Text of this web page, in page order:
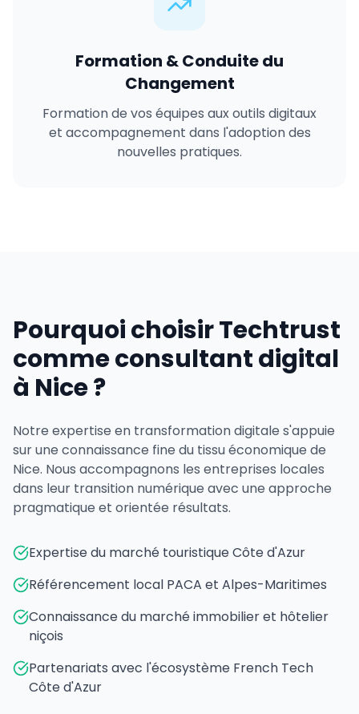
Formation & Conduite du
Changement
Formation de vos équipes aux outils digitaux
et accompagnement dans l'adoption des
nouvelles pratiques.
Pourquoi choisir Techtrust
comme consultant digital
à Nice ?
Notre expertise en transformation digitale s'appuie
sur une connaissance fine du tissu économique de
Nice. Nous accompagnons les entreprises locales
dans leur transition numérique avec une approche
pragmatique et orientée résultats.
Expertise du marché touristique Côte d'Azur
Référencement local PACA et Alpes-Maritimes
Connaissance du marché immobilier et hôtelier
niçois
Partenariats avec l'écosystème French Tech
Côte d'Azur